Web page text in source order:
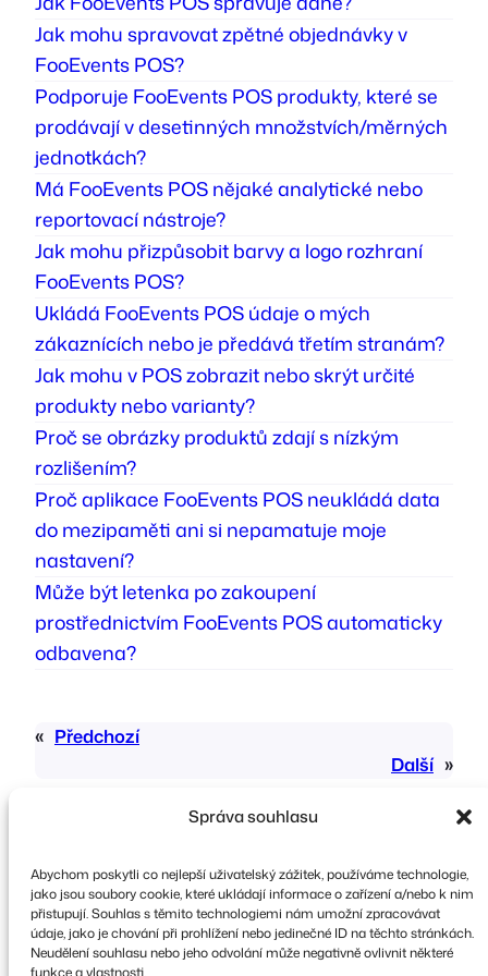
Správa souhlasu
Abychom poskytli co nejlepší uživatelský zážitek, používáme technologie,
jako jsou soubory cookie, které ukládají informace o zařízení a/nebo k nim
přistupují. Souhlas s těmito technologiemi nám umožní zpracovávat
údaje, jako je chování při prohlížení nebo jedinečné ID na těchto stránkách.
Neudělení souhlasu nebo jeho odvolání může negativně ovlivnit některé
funkce a vlastnosti.
Jak mohu spravovat zpětné objednávky v
FooEvents POS?
Podporuje FooEvents POS produkty, které se
prodávají v desetinných množstvích/měrných
jednotkách?
Má FooEvents POS nějaké analytické nebo
reportovací nástroje?
Jak mohu přizpůsobit barvy a logo rozhraní
FooEvents POS?
Ukládá FooEvents POS údaje o mých
zákaznících nebo je předává třetím stranám?
Jak mohu v POS zobrazit nebo skrýt určité
produkty nebo varianty?
Proč se obrázky produktů zdají s nízkým
rozlišením?
Proč aplikace FooEvents POS neukládá data
do mezipaměti ani si nepamatuje moje
nastavení?
Může být letenka po zakoupení
prostřednictvím FooEvents POS automaticky
odbavena?
« Předchozí
Další »
Copyright © 2026 FooEvents. Všechna práva
vyhrazena.